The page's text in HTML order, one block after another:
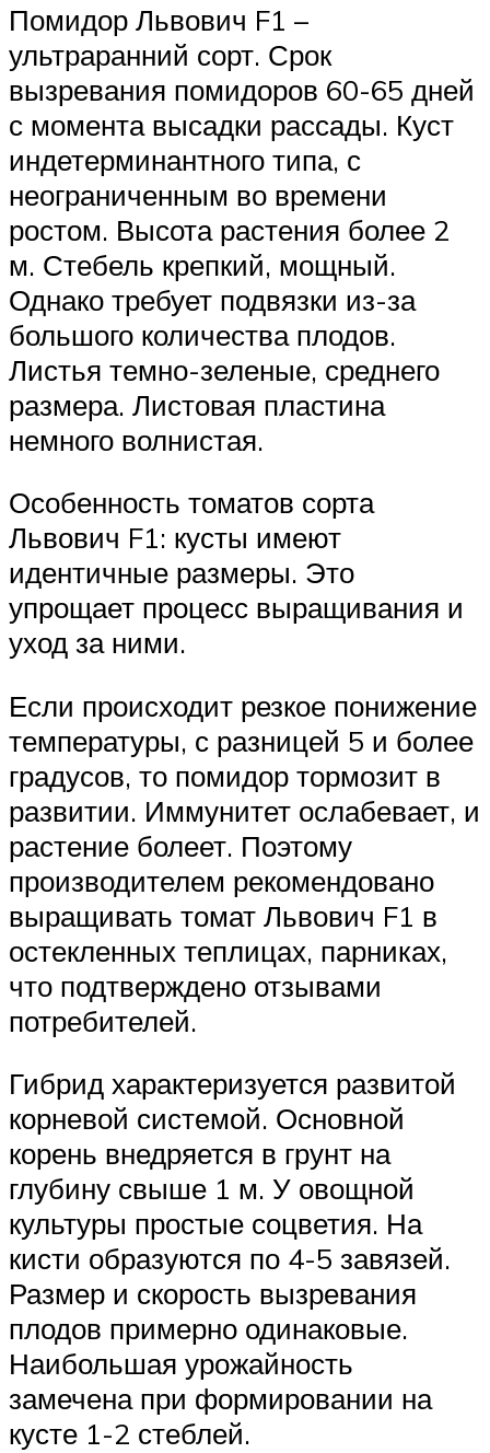
Помидор Львович F1 –
ультраранний сорт. Срок
вызревания помидоров 60-65 дней
с момента высадки рассады. Куст
индетерминантного типа, с
неограниченным во времени
ростом. Высота растения более 2
м. Стебель крепкий, мощный.
Однако требует подвязки из-за
большого количества плодов.
Листья темно-зеленые, среднего
размера. Листовая пластина
немного волнистая.
Особенность томатов сорта
Львович F1: кусты имеют
идентичные размеры. Это
упрощает процесс выращивания и
уход за ними.
Если происходит резкое понижение
температуры, с разницей 5 и более
градусов, то помидор тормозит в
развитии. Иммунитет ослабевает, и
растение болеет. Поэтому
производителем рекомендовано
выращивать томат Львович F1 в
остекленных теплицах, парниках,
что подтверждено отзывами
потребителей.
Гибрид характеризуется развитой
корневой системой. Основной
корень внедряется в грунт на
глубину свыше 1 м. У овощной
культуры простые соцветия. На
кисти образуются по 4-5 завязей.
Размер и скорость вызревания
плодов примерно одинаковые.
Наибольшая урожайность
замечена при формировании на
кусте 1-2 стеблей.